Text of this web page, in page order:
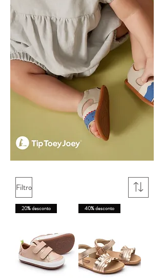
Filtro
20% desconto 40% desconto